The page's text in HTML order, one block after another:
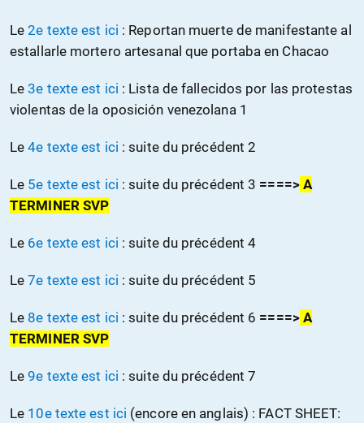
Le2e texte est ici : Reportan muerte de manifestante al
estallarle mortero artesanal que portaba en Chacao
Le 3e texte est ici : Lista de fallecidos por las protestas
violentas de la oposición venezolana 1
Le4e texte est ici : suite du précédent 2
Le 5e texte est ici : suite du précédent 3 ====>A
TERMINER SVP
Le 6e texte est ici : suite du précédent 4
Le7e texte est ici : suite du précédent 5
Le 8e texte est ici : suite du précédent 6 ====>A
TERMINER SVP
Le9e texte est ici : suite du précédent 7
Le 10e texte est ici (encore en anglais) : FACT SHEET: